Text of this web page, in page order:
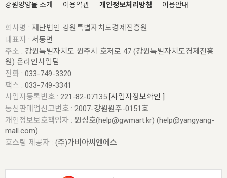
강원양양몰 소개 이용약관 개인정보처리방침 이용안내
회사명 : 재단법인 강원특별자치도경제진흥원
대표자 : 서동면
주소 : 강원특별자치도 원주시 호저로 47 (강원특별자치도경제진흥
원) 온라인사업팀
전화 : 033-749-3320
팩스 : 033-749-3341
사업자등록번호 : 221-82-07135 [사업자정보확인 ]
통신판매업신고번호 : 2007-강원원주-0151호
개인정보보호책임자 : 원성호(help@gwmart.kr) (help@yangyang-
mall.com)
호스팅 제공자 : (주)가비아씨엔에스